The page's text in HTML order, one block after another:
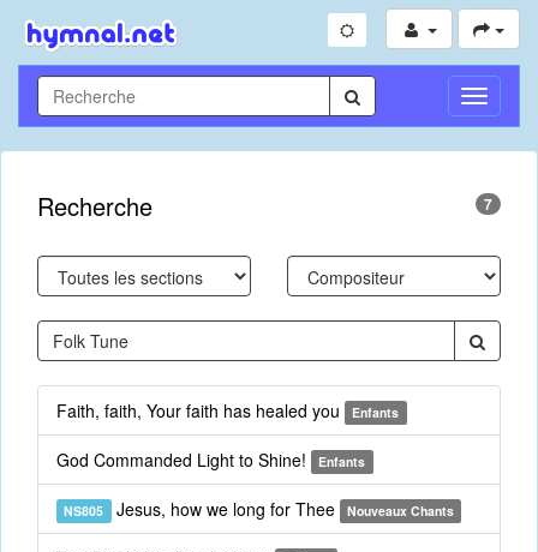
Toggle
Recherche 7
Faith, faith, Your faith has healed you Enfants
God Commanded Light to Shine! Enfants
NS805 Jesus, how we long for Thee Nouveaux Chants